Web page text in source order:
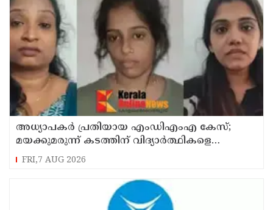
അധ്യാപകര്‍ പ്രതിയായ എംഡിഎംഎ കേസ്;
മയക്കുമരുന്ന് കടത്തിന് വിദ്യാര്‍ത്ഥികളെ
ഉപയോഗിച്ചോ എന്ന് സംശയം
FRI,7 AUG 2026